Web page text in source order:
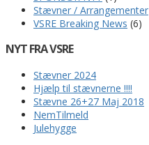
Stævner / Arrangementer
VSRE Breaking News (6)
NYT FRA VSRE
Stævner 2024
Hjælp til stævnerne !!!!
Stævne 26+27 Maj 2018
NemTilmeld
Julehygge